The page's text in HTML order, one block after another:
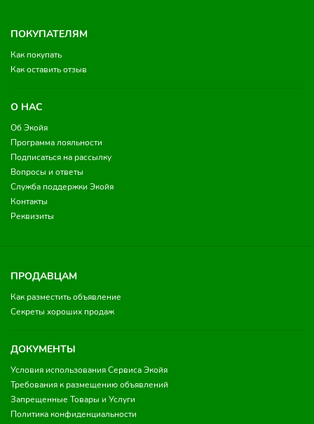
ПОКУПАТЕЛЯМ
Как покупать
Как оставить отзыв
О НАС
Об Экойя
Программа лояльности
Подписаться на рассылку
Вопросы и ответы
Служба поддержки Экойя
Контакты
Реквизиты
ПРОДАВЦАМ
Как разместить объявление
Секреты хороших продаж
ДОКУМЕНТЫ
Условия использования Сервиса Экойя
Требования к размещению объявлений
Запрещенные Товары и Услуги
Политика конфиденциальности